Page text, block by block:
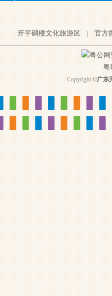
开平碉楼文化旅游区 官方
粤公网
粤
Copyright ©广东